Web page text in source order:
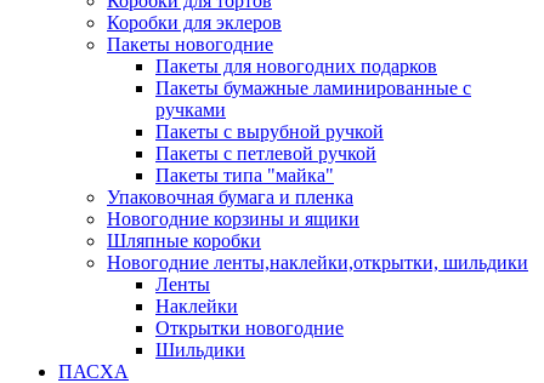
Коробки для эклеров
Пакеты новогодние
Пакеты для новогодних подарков
Пакеты бумажные ламинированные с
ручками
Пакеты с вырубной ручкой
Пакеты с петлевой ручкой
Пакеты типа "майка"
Упаковочная бумага и пленка
Новогодние корзины и ящики
Шляпные коробки
Новогодние ленты,наклейки,открытки, шильдики
Ленты
Наклейки
Открытки новогодние
Шильдики
ПАСХА